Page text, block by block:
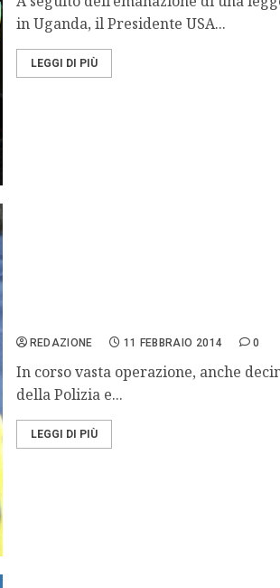
in Uganda, il Presidente USA...
LEGGI DI PIÙ
REDAZIONE 11 FEBBRAIO 2014 0
In corso vasta operazione, anche
della Polizia e...
LEGGI DI PIÙ